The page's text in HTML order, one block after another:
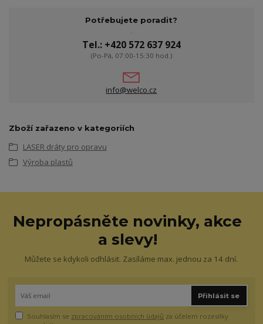
Potřebujete poradit?
Tel.: +420 572 637 924
(Po-Pá, 07:00-15:30 hod.)
info@welco.cz
Zboží zařazeno v kategoriích
LASER dráty pro opravu
Výroba plastů
Nepropásněte novinky, akce
a slevy!
Můžete se kdykoli odhlásit. Zasíláme max. jednou za 14 dní.
Přihlásit se
Souhlasím se zpracováním osobních údajů za účelem rozesílky